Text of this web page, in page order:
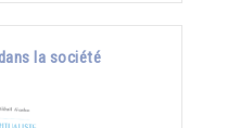
la société